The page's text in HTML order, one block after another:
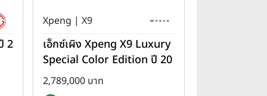
2
Xpeng | X9
เอ็กซ์เผิง Xpeng X9 Luxury
Special Color Edition ปี 20
25
2,789,000 บาท